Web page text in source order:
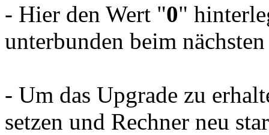
- Hier den Wert "0"
unterbunden beim
- Um das Upgrade zu
setzen und Rechner neu